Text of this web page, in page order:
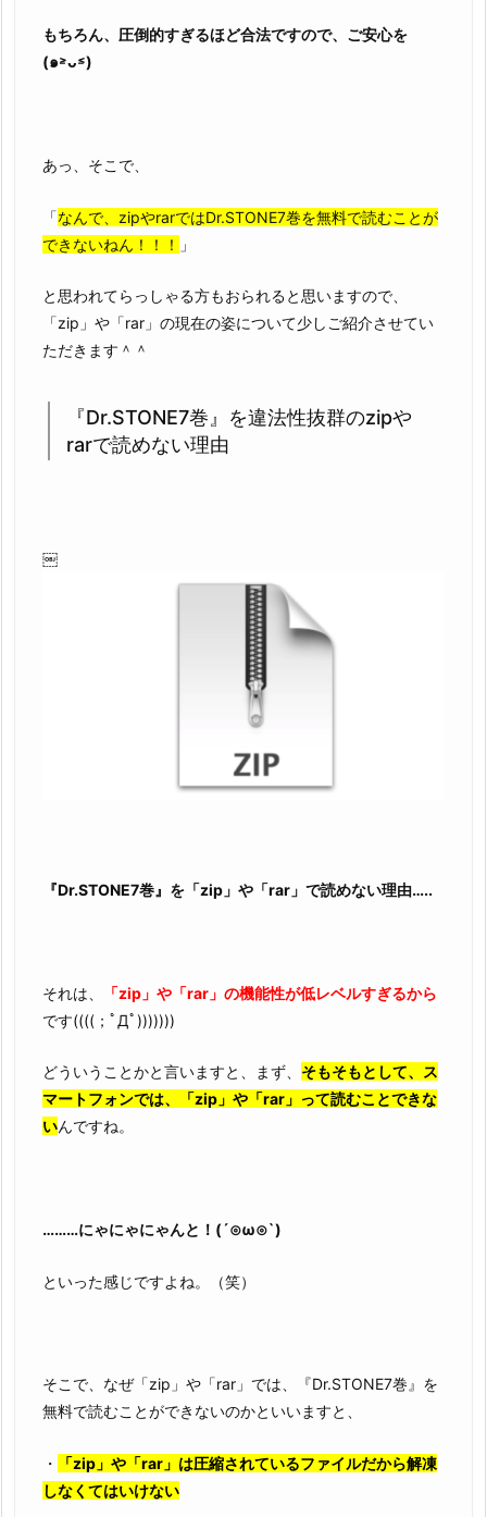
もちろん、圧倒的すぎるほど合法ですので、ご安心を
(๑˃̵ᴗ˂̵)
あっ、そこで、
「なんで、zipやrarではDr.STONE7巻を無料で読むことが
できないねん！！！
」
と思われてらっしゃる方もおられると思いますので、
「zip」や「rar」の現在の姿について少しご紹介させてい
ただきます＾＾
『Dr.STONE7巻』を違法性抜群のzipや
rarで読めない理由
￼
『Dr.STONE7巻』を「zip」や「rar」で読めない理由…..
それは、
「zip」や「rar」の機能性が低レベルすぎるから
です((((；ﾟДﾟ)))))))
どういうことかと言いますと、まず、 そもそもとして、ス
マートフォンでは、「zip」や「rar」って読むことできな
いんですね。
………にゃにゃにゃんと！(´⊙ω⊙`)
といった感じですよね。（笑）
そこで、なぜ「zip」や「rar」では、『Dr.STONE7巻』を
無料で読むことができないのかといいますと、
・
「zip」や「rar」は圧縮されているファイルだから解凍
しなくてはいけない